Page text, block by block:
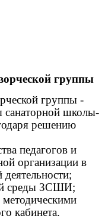
группы
группы -
санаторной школы-
решению
педагогов и
организации в
среды ЗСШИ;
кабинета.